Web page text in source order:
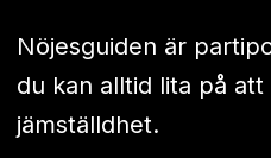
Nöjesguiden är
du kan alltid lita på
jämställdhet.